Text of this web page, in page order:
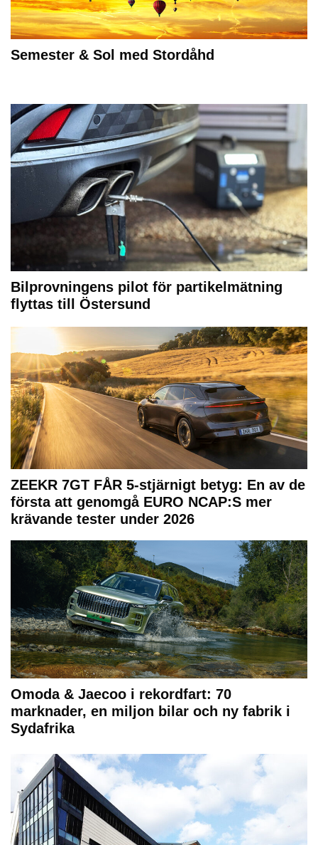
Semester & Sol med Stordåhd
Bilprovningens pilot för partikelmätning
flyttas till Östersund
ZEEKR 7GT FÅR 5-stjärnigt betyg: En av de
första att genomgå EURO NCAP:S mer
krävande tester under 2026
Omoda & Jaecoo i rekordfart: 70
marknader, en miljon bilar och ny fabrik i
Sydafrika